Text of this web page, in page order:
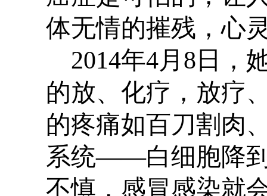
体无情的摧残，心
2014年4月 8 日，
的放、化疗，放疗
的疼痛如百刀割肉
系统——白细胞降
不慎，感冒感染就